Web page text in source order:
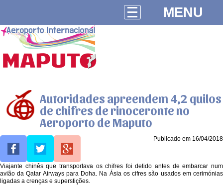
MENU
Autoridades apreendem 4,2 quilos
de chifres de rinoceronte no
Aeroporto de Maputo
Publicado em 16/04/2018
Viajante chinês que transportava os chifres foi detido antes de embarcar num
avião da Qatar Airways para Doha. Na Ásia os cifres são usados em cerimónias
ligadas a crenças e superstições.